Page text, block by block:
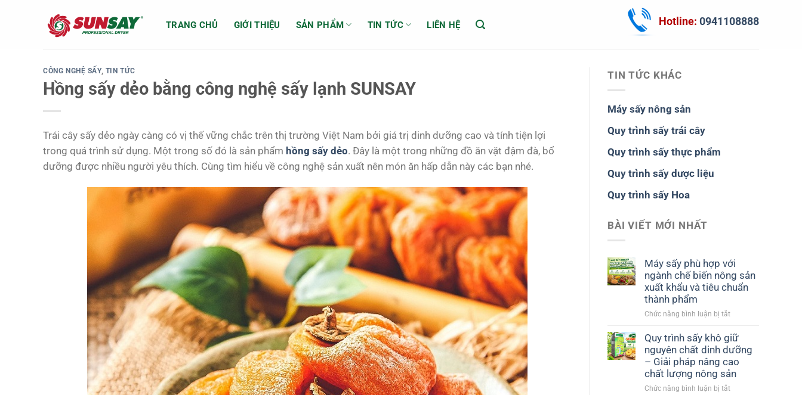
TRANG CHỦ GIỚI THIỆU SẢN PHẨM TIN TỨC LIÊN HỆ Hotline: 0941108888
CÔNG NGHỆ SẤY, TIN TỨC
Hồng sấy dẻo bằng công nghệ sấy lạnh SUNSAY
Trái cây sấy dẻo ngày càng có vị thế vững chắc trên thị trường Việt Nam bởi giá trị dinh dưỡng cao và tính tiện lợi
trong quá trình sử dụng. Một trong số đó là sản phẩm hồng sấy dẻo. Đây là một trong những đồ ăn vặt đậm đà, bổ
dưỡng được nhiều người yêu thích. Cùng tìm hiểu về công nghệ sản xuất nên món ăn hấp dẫn này các bạn nhé.
TIN TỨC KHÁC
Máy sấy nông sản
Quy trình sấy trái cây
Quy trình sấy thực phẩm
Quy trình sấy dược liệu
Quy trình sấy Hoa
BÀI VIẾT MỚI NHẤT
Máy sấy phù hợp với
ngành chế biến nông sản
xuất khẩu và tiêu chuẩn
thành phẩm
Chức năng bình luận bị tắtở
sấy
phù
với
ngành
chế
Quy trình sấy khô giữ
nguyên chất dinh dưỡng
– Giải pháp nâng cao
chất lượng nông sản
Chức năng bình luận bị tắtở